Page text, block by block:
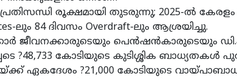
പ്രതിസന്ധി രൂക്ഷമായി തുടരുന്നു; 2025-ല്‍ കേരളം
ലും 84 ദിവസം Overdraft-ലും ആശ്രയിച്ചു.
ജീവനക്കാരുടെയും പെന്‍ഷന്‍കാരുടെയും
?48,733 കോടിയുടെ കുടിശ്ശിക ബാധ്യതകള്‍
യ്ക്ക് ഏകദേശം ?21,000 കോടിയുടെ